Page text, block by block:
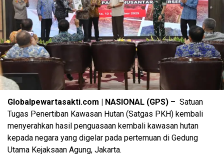
Globalpewartasakti.com | NASIONAL (GPS) – Satuan
Tugas Penertiban Kawasan Hutan (Satgas PKH) kembali
menyerahkan hasil penguasaan kembali kawasan hutan
kepada negara yang digelar pada pertemuan di Gedung
Utama Kejaksaan Agung, Jakarta.